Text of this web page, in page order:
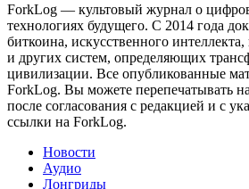
ForkLog — культовый журнал о
технологиях будущего. С 2014 года
биткоина, искусственного
и других систем, определяющих
цивилизации. Все опубликованные
ForkLog. Вы можете перепечатывать
после согласования с редакцией и с
ссылки на ForkLog.
Новости
Аудио
Лонгриды